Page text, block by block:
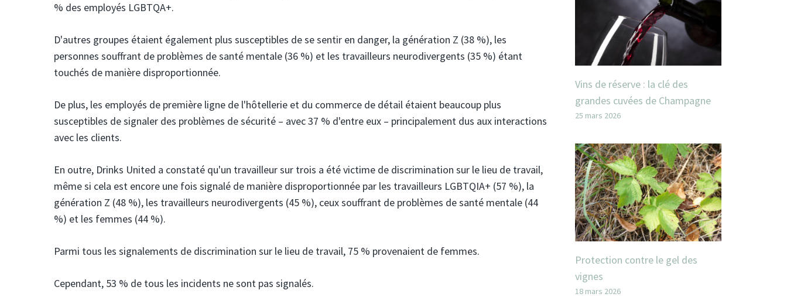
% des employés LGBTQA+.
D'autres groupes étaient également plus susceptibles de se sentir en danger, la génération Z (38 %), les
personnes souffrant de problèmes de santé mentale (36 %) et les travailleurs neurodivergents (35 %) étant
touchés de manière disproportionnée.
De plus, les employés de première ligne de l'hôtellerie et du commerce de détail étaient beaucoup plus
susceptibles de signaler des problèmes de sécurité – avec 37 % d'entre eux – principalement dus aux interactions
avec les clients.
En outre, Drinks United a constaté qu'un travailleur sur trois a été victime de discrimination sur le lieu de travail,
même si cela est encore une fois signalé de manière disproportionnée par les travailleurs LGBTQIA+ (57 %), la
génération Z (48 %), les travailleurs neurodivergents (45 %), ceux souffrant de problèmes de santé mentale (44
%) et les femmes (44 %).
Parmi tous les signalements de discrimination sur le lieu de travail, 75 % provenaient de femmes.
Cependant, 53 % de tous les incidents ne sont pas signalés.
Vins de réserve : la clé des
grandes cuvées de Champagne
25 mars 2026
Protection contre le gel des
vignes
18 mars 2026